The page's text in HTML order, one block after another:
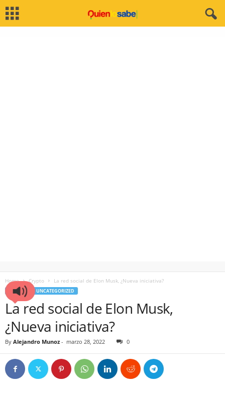
Home Crypto La red social de Elon Musk, ¿Nueva iniciativa?
CRYPTO UNCATEGORIZED
La red social de Elon Musk,
¿Nueva iniciativa?
By Alejandro Munoz - marzo 28, 2022 0